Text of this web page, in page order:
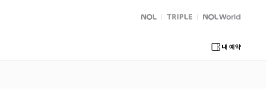
NOL
트리플 Global Interpark
내 예약